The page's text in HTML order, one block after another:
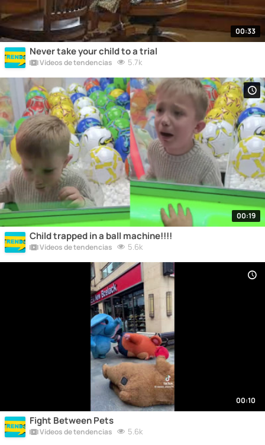
00:33
Never take your child to a trial
Vídeos de tendencias 5.7k
00:19
Child trapped in a ball machine!!!!
Vídeos de tendencias 5.6k
00:10
Fight Between Pets
Vídeos de tendencias 5.6k